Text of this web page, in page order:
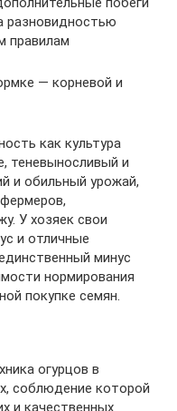
разновидностью
правилам
— корневой и
как культура
теневыносливый и
и обильный урожай,
У хозяек свои
и отличные
минус
нормирования
покупке семян.
огурцов в
соблюдение которой
и качественных